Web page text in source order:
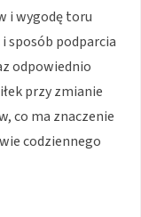
i wygodę toru
sposób podparcia
odpowiednio
przy zmianie
co ma znaczenie
codziennego